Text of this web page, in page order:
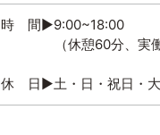
時 間▶9:00~18:00
（休憩60分、実働8
休 日▶土・日・祝日・